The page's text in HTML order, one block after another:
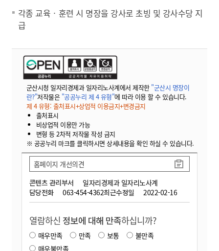
각종 교육‧훈련 시 명장을 강사로 초빙 및 강사수당 지
급
군산시청 일자리경제과 일자리노사계에서 제작한 "군산시 명장이
란?"저작물은 "공공누리 제 4 유형"에 따라 이용 할 수 있습니다.
제 4 유형: 출처표시+상업적 이용금지+변경금지
출처표시
비상업적 이용만 가능
변형 등 2차적 저작물 작성 금지
※ 공공누리 마크를 클릭하시면 상세내용을 확인 하실 수 있습니다.
콘텐츠 관리부서
일자리경제과 일자리노사계
담당전화
063-454-4362최근수정일 2022-02-16
홈페이지 개선의견
열람하신 정보에 대해 만족하십니까?
매우만족 만족 보통
불만족
매우불만족